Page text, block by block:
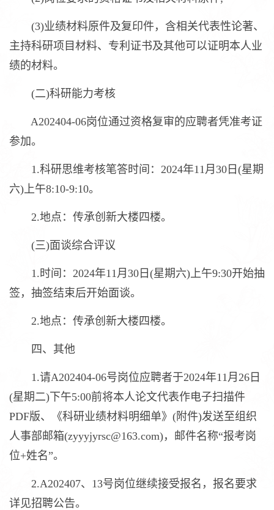
(3)业绩材料原件及复印件，含相关代表性论著、
主持科研项目材料、专利证书及其他可以证明本人业
绩的材料。
(二)科研能力考核
A202404-06岗位通过资格复审的应聘者凭准考证
参加。
1.科研思维考核笔答时间：2024年11月30日(星期
六)上午8:10-9:10。
2.地点：传承创新大楼四楼。
(三)面谈综合评议
1.时间：2024年11月30日(星期六)上午9:30开始抽
签，抽签结束后开始面谈。
2.地点：传承创新大楼四楼。
四、其他
1.请A202404-06号岗位应聘者于2024年11月26日
(星期二)下午5:00前将本人论文代表作电子扫描件
PDF版、《科研业绩材料明细单》(附件)发送至组织
人事部邮箱(zyyyjyrsc@163.com)，邮件名称“报考岗
位+姓名”。
2.A202407、13号岗位继续接受报名，报名要求
详见招聘公告。